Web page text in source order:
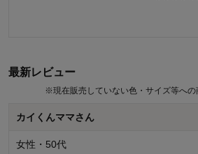
荷重をかけることにより、バスケットに負荷
最新レビュー
※現在販売していない色・サイズ等への
カイくんママさん
女性・50代